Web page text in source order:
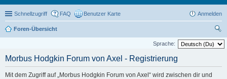
Schnellzugriff FAQ Benutzer Karte Anmelden
Foren-Übersicht
uc
Sprache:
Morbus Hodgkin Forum von Axel - Registrierung
Mit dem Zugriff auf „Morbus Hodgkin Forum von Axel“ wird zwischen dir und